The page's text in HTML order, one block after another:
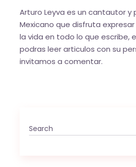
Arturo Leyva es un cantautor y
Mexicano que disfruta
la vida en todo lo que escribe,
podras leer articulos con su
invitamos a comentar.
Search
for: